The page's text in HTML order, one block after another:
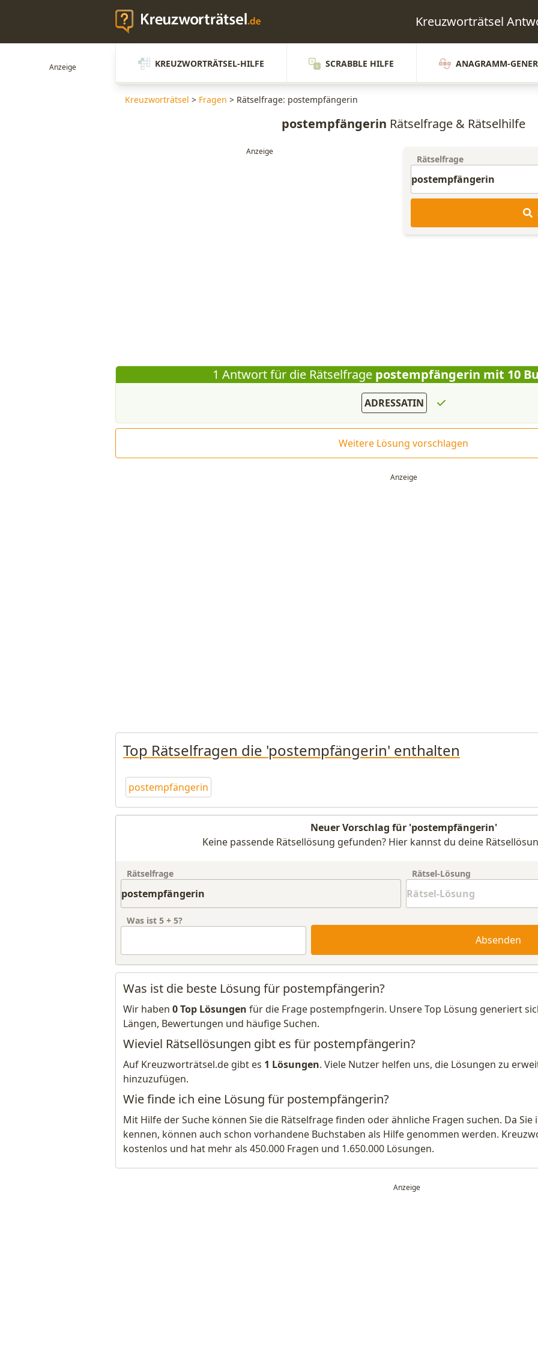
Kreuzworträtsel
KREUZWORTRÄTSEL-HILFE SCRABBLE HILFE ANAGRAMM-
Kreuzworträtsel > Fragen > Rätselfrage: postempfängerin
postempfängerin Rätselfrage & Rätselhilfe
Rätselfrage
1 Antwort für die Rätselfrage postempfängerin mit 10
ADRESSATIN
Weitere Lösung vorschlagen
Top Rätselfragen die 'postempfängerin' enthalten
postempfängerin
Neuer Vorschlag für 'postempfängerin'
Keine passende Rätsellösung gefunden? Hier kannst du deine
Rätselfrage Rätsel-Lösung
Was ist 5 + 5?
Absenden
Was ist die beste Lösung für postempfängerin?
Wir haben 0 Top Lösungen für die Frage postempfngerin. Unsere Top Lösung generiert
Längen, Bewertungen und häufige Suchen.
Wieviel Rätsellösungen gibt es für postempfängerin?
Auf Kreuzworträtsel.de gibt es 1 Lösungen. Viele Nutzer helfen uns, die Lösungen zu
hinzuzufügen.
Wie finde ich eine Lösung für postempfängerin?
Mit Hilfe der Suche können Sie die Rätselfrage finden oder ähnliche Fragen suchen. Da
kennen, können auch schon vorhandene Buchstaben als Hilfe genommen werden.
kostenlos und hat mehr als 450.000 Fragen und 1.650.000 Lösungen.